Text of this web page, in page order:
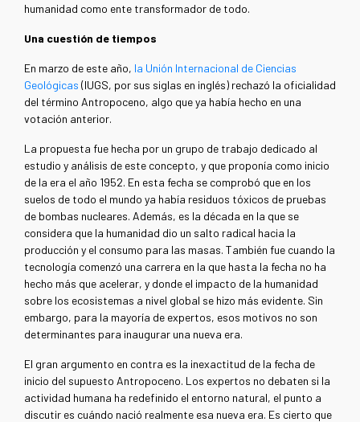
humanidad como ente transformador de todo.
Una cuestión de tiempos
En marzo de este año, la Unión Internacional de Ciencias
Geológicas (IUGS, por sus siglas en inglés) rechazó la oficialidad
del término Antropoceno, algo que ya había hecho en una
votación anterior.
La propuesta fue hecha por un grupo de trabajo dedicado al
estudio y análisis de este concepto, y que proponía como inicio
de la era el año 1952. En esta fecha se comprobó que en los
suelos de todo el mundo ya había residuos tóxicos de pruebas
de bombas nucleares. Además, es la década en la que se
considera que la humanidad dio un salto radical hacia la
producción y el consumo para las masas. También fue cuando la
tecnología comenzó una carrera en la que hasta la fecha no ha
hecho más que acelerar, y donde el impacto de la humanidad
sobre los ecosistemas a nivel global se hizo más evidente. Sin
embargo, para la mayoría de expertos, esos motivos no son
determinantes para inaugurar una nueva era.
El gran argumento en contra es la inexactitud de la fecha de
inicio del supuesto Antropoceno. Los expertos no debaten si la
actividad humana ha redefinido el entorno natural, el punto a
discutir es cuándo nació realmente esa nueva era. Es cierto que